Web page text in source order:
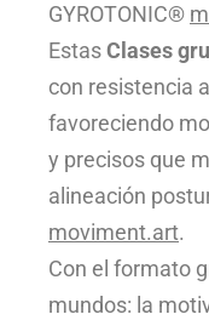
GYROTONIC®
EstasClases
con resistencia
favoreciendo
y precisos que
alineación
moviment.art.
Con el formato
mundos: la